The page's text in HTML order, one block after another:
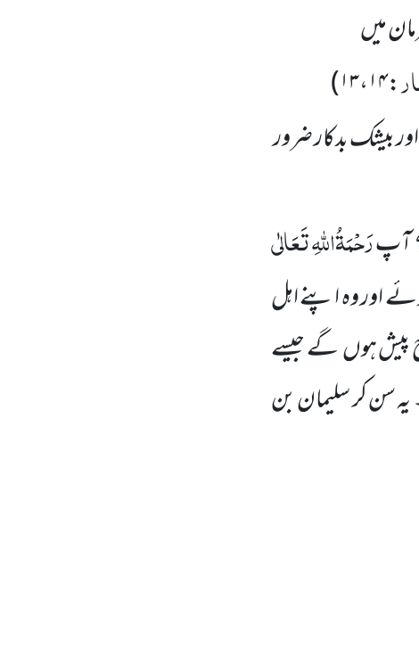
میں
:۱۳،۱۴ )
بیشک بدکار ضرور
آپرَحْمَۃُاللّٰہِ تَعَالٰی
اور وہ اپنے اہل
پیش ہوںگے جیسے
سن کر سلیمانبن